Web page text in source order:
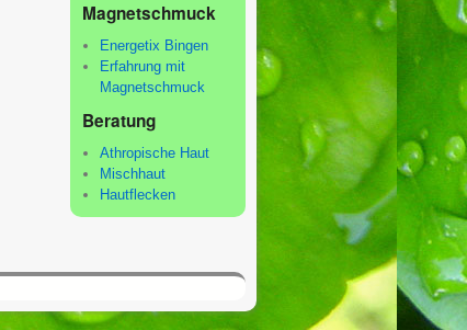
Magnetschmuck
Energetix Bingen
Erfahrung mit
Magnetschmuck
Beratung
Athropische Haut
Mischhaut
Hautflecken